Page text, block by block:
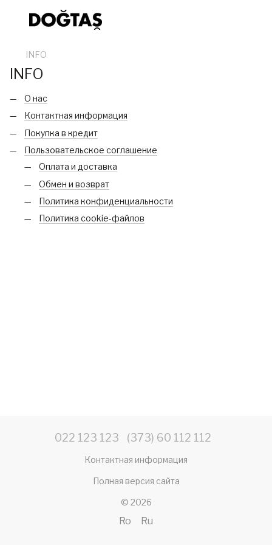
INFO
INFO
О нас
Контактная информация
Покупка в кредит
Пользовательское соглашение
Оплата и доставка
Обмен и возврат
Политика конфиденциальности
Политика cookie-файлов
022 123 123 (373) 60 112 112
Контактная информация
Полная версия сайта
© 2026
Ro Ru